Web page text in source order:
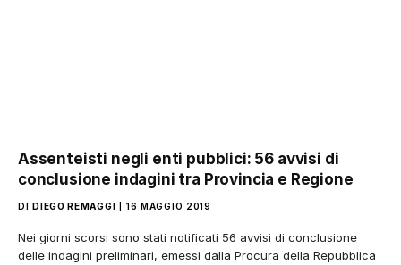
Assenteisti negli enti pubblici: 56 avvisi di
conclusione indagini tra Provincia e Regione
DI DIEGO REMAGGI 16 MAGGIO 2019
Nei giorni scorsi sono stati notificati 56 avvisi di conclusione
delle indagini preliminari, emessi dalla Procura della Repubblica